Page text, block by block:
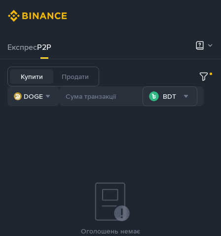
ЕкспресP2P
Купити Продати
DOGE BDT
Оголошень немає